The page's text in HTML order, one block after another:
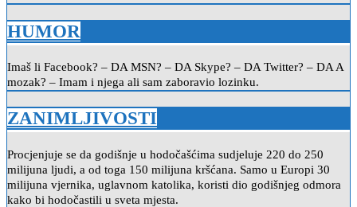
HUMOR
Imaš li Facebook? – DA MSN? – DA Skype? – DA Twitter? – DA A
mozak? – Imam i njega ali sam zaboravio lozinku.
ZANIMLJIVOSTI
Procjenjuje se da godišnje u hodočašćima sudjeluje 220 do 250
milijuna ljudi, a od toga 150 milijuna kršćana. Samo u Europi 30
milijuna vjernika, uglavnom katolika, koristi dio godišnjeg odmora
kako bi hodočastili u sveta mjesta.